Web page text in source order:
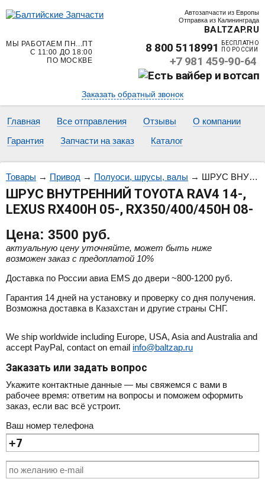
Автозапчасти из Европы
Отправка из Калининграда
BALTZAP.RU
МЫ РАБОТАЕМ ПН...ПТ
С 11:00 ДО 18:00
ПО МОСКВЕ
8 800 5118991
БЕСПЛАТНО
ПО РОССИИ
+7 981 459-90-64
Заказать обратный звонок
Главная Все отправления Отзывы
О компании
Гарантия
Запчасти на заказ Каталог
Товары → Привод → Полуоси, шрусы, валы → ШРУС ВНУТРЕННИЙ TOYOTA RAV4 14-, LEXUS RX400H 05-, RX350/400/450H 08-
ШРУС ВНУТРЕННИЙ TOYOTA RAV4 14-,
LEXUS RX400H 05-, RX350/400/450H 08-
Цена: 3500 руб.
актуальную цену уточняйте, может быть ниже
возможен заказ с предоплатой 10%
Доставка по России авиа EMS до двери ~800-1200 руб.
Гарантия 14 дней на установку и проверку со дня получения.
Возможна доставка в Казахстан и другие страны СНГ.
We ship worldwide including Europe, USA, Asia and Australia and
accept PayPal, contact on email info@baltzap.ru
Заказать или задать вопрос
Укажите контактные данные — мы свяжемся с вами в
рабочее время: ответим на вопросы и поможем оформить
заказ, если вас всё устроит.
Ваш номер телефона